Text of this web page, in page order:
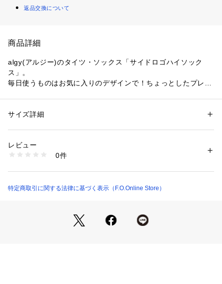
返品交換について
商品詳細
algy(アルジー)のタイツ・ソックス「サイドロゴハイソック
ス」。
毎日使うものはお気に入りのデザインで！ちょっとしたプレゼ
【 algy ーアルジー ー 】
全部そろう小中学生向けブランドです。
ます。（一部除外あり）
性別：キッズ・ベビー
素材：横編み
G454945 （ショップ）
サイズ詳細
レビュー
0件
特定商取引に関する法律に基づく表示（F.O.Online Store）